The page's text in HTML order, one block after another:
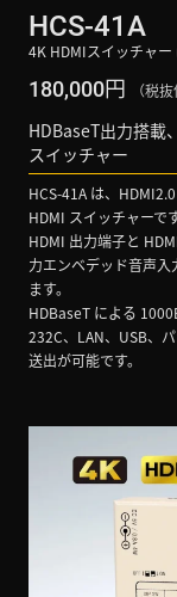
HCS-41A
4K HDMIスイッチャ
180,000円 （税
HDBaseT出力搭載
スイッチャー
HCS-41A は、
HDMI スイッチャーです
HDMI 出力端子と
力エンベデッド音声入
ます。
HDBaseT による
232C、LAN、USB、
送出が可能です。